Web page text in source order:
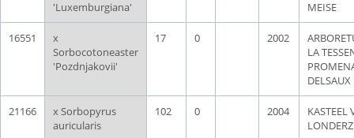
'Luxemburgiana' MEISE
16551
x
Sorbocotoneaster
'Pozdnjakovii'
17 0 2002
LA
DELSAUX
21166
x Sorbopyrus
auricularis
102 0 2004
KASTEEL